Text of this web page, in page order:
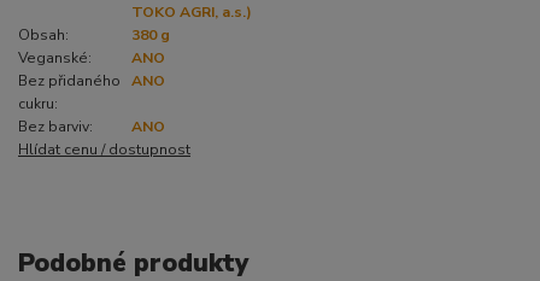
TOKO AGRI, a.s.)
Obsah:
380 g
Veganské:
ANO
Bez přidaného
cukru:
ANO
Bez barviv:
ANO
Hlídat cenu / dostupnost
Podobné produkty